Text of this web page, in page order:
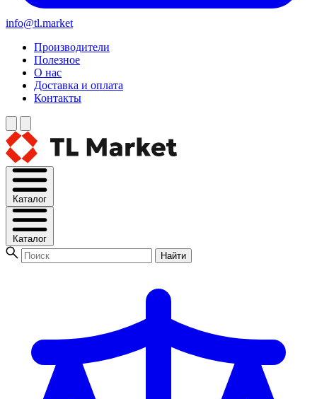
info@tl.market
Производители
Полезное
О нас
Доставка и оплата
Контакты
Каталог
Каталог
Найти